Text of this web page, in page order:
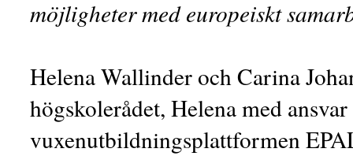
möjligheter med europeiskt
Helena Wallinder och Carina
högskolerådet, Helena med
vuxenutbildningsplattformen